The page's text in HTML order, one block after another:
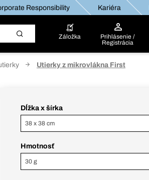
Responsibility Kariéra
Záložka
Prihlásenie /
Registrácia
Utierky z mikrovlákna First
Dĺžka x šírka
38 x 38 cm
Hmotnosť
30 g